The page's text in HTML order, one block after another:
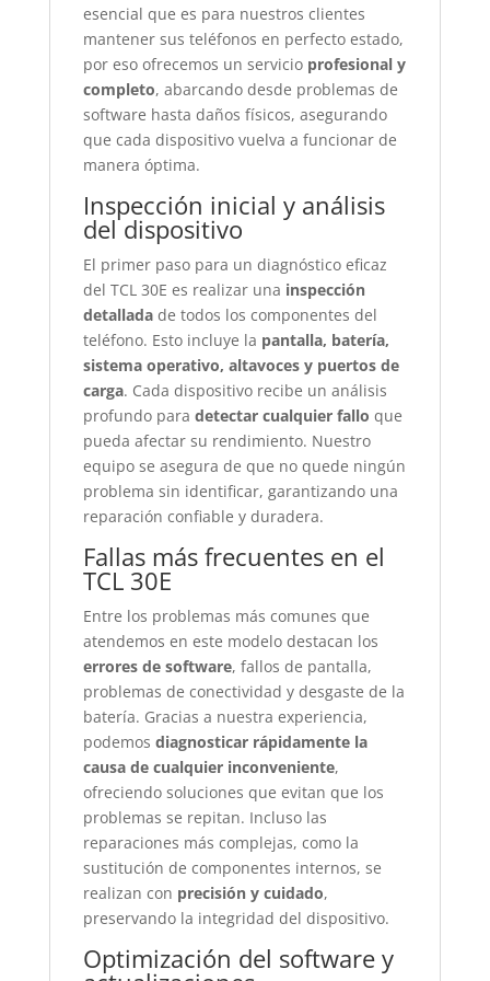
esencial que es para nuestros clientes
mantener sus teléfonos en perfecto estado,
por eso ofrecemos un servicio profesional y
completo, abarcando desde problemas de
software hasta daños físicos, asegurando
que cada dispositivo vuelva a funcionar de
manera óptima.
Inspección inicial y análisis
del dispositivo
El primer paso para un diagnóstico eficaz
del TCL 30E es realizar una inspección
detalladade todos los componentes del
teléfono. Esto incluye la pantalla, batería,
sistema operativo, altavoces y puertos de
carga. Cada dispositivo recibe un análisis
profundo para detectar cualquier fallo que
pueda afectar su rendimiento. Nuestro
equipo se asegura de que no quede ningún
problema sin identificar, garantizando una
reparación confiable y duradera.
Fallas más frecuentes en el
TCL 30E
Entre los problemas más comunes que
atendemos en este modelo destacan los
errores de software, fallos de pantalla,
problemas de conectividad y desgaste de la
batería. Gracias a nuestra experiencia,
podemos diagnosticar rápidamente la
causa de cualquier inconveniente,
ofreciendo soluciones que evitan que los
problemas se repitan. Incluso las
reparaciones más complejas, como la
sustitución de componentes internos, se
realizan con precisión y cuidado,
preservando la integridad del dispositivo.
Optimización del software y